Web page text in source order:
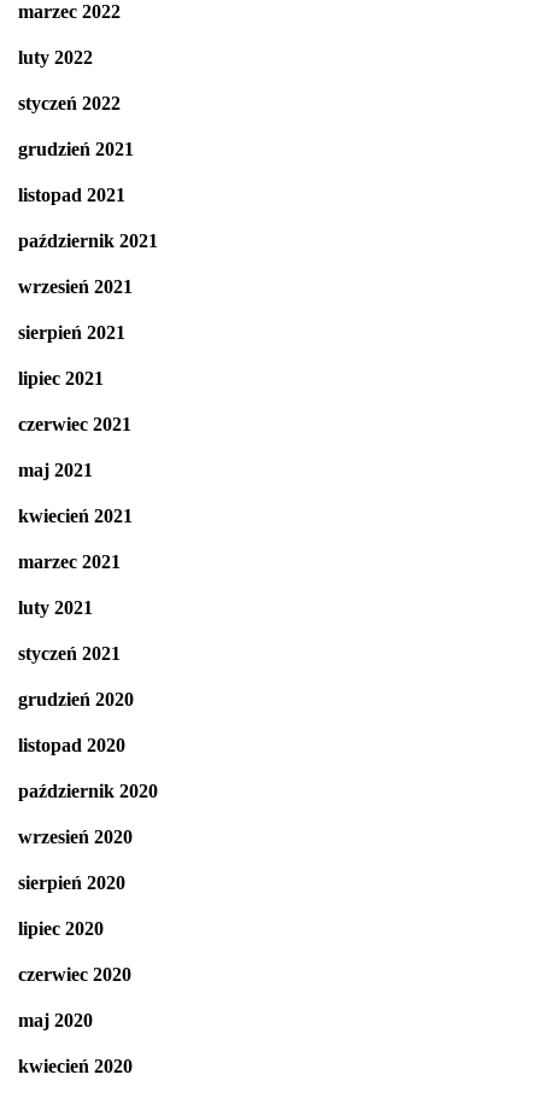
marzec 2022
luty 2022
styczeń 2022
grudzień 2021
listopad 2021
październik 2021
wrzesień 2021
sierpień 2021
lipiec 2021
czerwiec 2021
maj 2021
kwiecień 2021
marzec 2021
luty 2021
styczeń 2021
grudzień 2020
listopad 2020
październik 2020
wrzesień 2020
sierpień 2020
lipiec 2020
czerwiec 2020
maj 2020
kwiecień 2020